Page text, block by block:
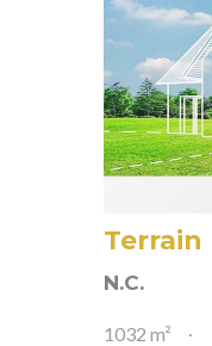
Terrain
N.C.
1032 m²